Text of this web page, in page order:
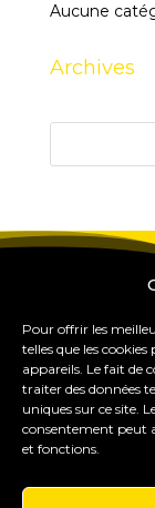
Pour offrir les
telles que les
appareils. Le fait de
traiter des données
uniques sur ce site.
consentement peut
et fonctions.
Aucune
Archives